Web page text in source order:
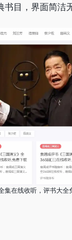
目，界面简洁
集在线收听，评书大全